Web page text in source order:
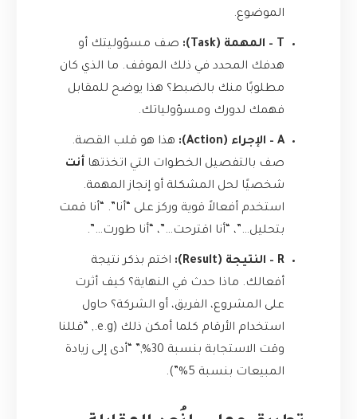
الموضوع.
T – المهمة (Task):
صف مسؤوليتك أو
هدفك المحدد في ذلك الموقف. ما الذي كان
مطلوبًا منك بالضبط؟ هذا يوضح للمقابل
فهمك لدورك ومسؤولياتك.
A – الإجراء (Action):
هذا هو قلب القصة.
صف بالتفصيل الخطوات التي اتخذتها أنت
شخصيًا لحل المشكلة أو إنجاز المهمة.
استخدم أفعالاً قوية وركز على “أنا”. “أنا قمت
بتحليل…”، “أنا اقترحت…”، “أنا طورت…”.
R – النتيجة (Result):
اختم بذكر نتيجة
أفعالك. ماذا حدث في النهاية؟ كيف أثرت
على المشروع، الفريق، أو الشركة؟ حاول
استخدام الأرقام كلما أمكن ذلك (e.g., “قللنا
وقت الاستجابة بنسبة 30%,” “أدى إلى زيادة
المبيعات بنسبة 5%”).